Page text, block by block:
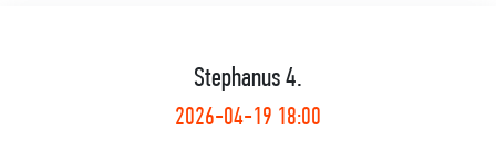
Stephanus 4.
2026-04-19 18:00